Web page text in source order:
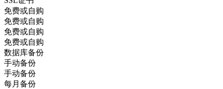
免费或自购
免费或自购
免费或自购
免费或自购
数据库备份
手动备份
手动备份
每月备份